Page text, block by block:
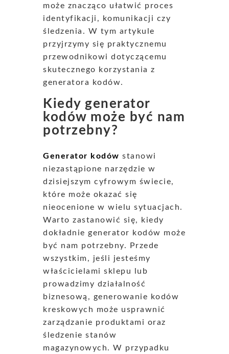
może znacząco ułatwić proces
identyfikacji, komunikacji czy
śledzenia. W tym artykule
przyjrzymy się praktycznemu
przewodnikowi dotyczącemu
skutecznego korzystania z
generatora kodów.
Kiedy generator
kodów może być nam
potrzebny?
Generator kodów stanowi
niezastąpione narzędzie w
dzisiejszym cyfrowym świecie,
które może okazać się
nieocenione w wielu sytuacjach.
Warto zastanowić się, kiedy
dokładnie generator kodów może
być nam potrzebny. Przede
wszystkim, jeśli jesteśmy
właścicielami sklepu lub
prowadzimy działalność
biznesową, generowanie kodów
kreskowych może usprawnić
zarządzanie produktami oraz
śledzenie stanów
magazynowych. W przypadku